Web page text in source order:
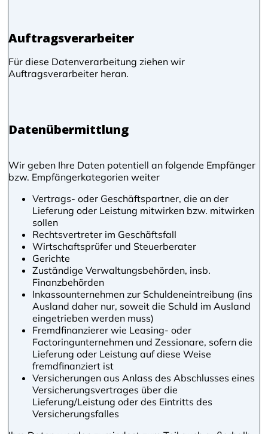
Auftragsverarbeiter
Für diese Datenverarbeitung ziehen wir
Auftragsverarbeiter heran.
Datenübermittlung
Wir geben Ihre Daten potentiell an folgende Empfänger
bzw. Empfängerkategorien weiter
Vertrags- oder Geschäftspartner, die an der
Lieferung oder Leistung mitwirken bzw. mitwirken
sollen
Rechtsvertreter im Geschäftsfall
Wirtschaftsprüfer und Steuerberater
Gerichte
Zuständige Verwaltungsbehörden, insb.
Finanzbehörden
Inkassounternehmen zur Schuldeneintreibung (ins
Ausland daher nur, soweit die Schuld im Ausland
eingetrieben werden muss)
Fremdfinanzierer wie Leasing- oder
Factoringunternehmen und Zessionare, sofern die
Lieferung oder Leistung auf diese Weise
fremdfinanziert ist
Versicherungen aus Anlass des Abschlusses eines
Versicherungsvertrages über die
Lieferung/Leistung oder des Eintritts des
Versicherungsfalles